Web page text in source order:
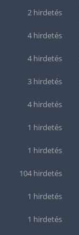
2 hirdetés
4 hirdetés
4 hirdetés
3 hirdetés
4 hirdetés
1 hirdetés
1 hirdetés
104 hirdetés
1 hirdetés
1 hirdetés